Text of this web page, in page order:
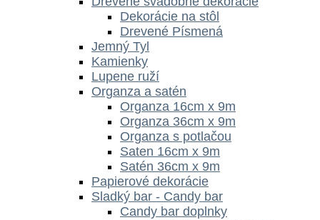
Dekorácie na stôl
Drevené Písmená
Jemný Tyl
Kamienky
Lupene ruží
Organza a satén
Organza 16cm x 9m
Organza 36cm x 9m
Organza s potlačou
Saten 16cm x 9m
Satén 36cm x 9m
Papierové dekorácie
Sladký bar - Candy bar
Candy bar doplnky